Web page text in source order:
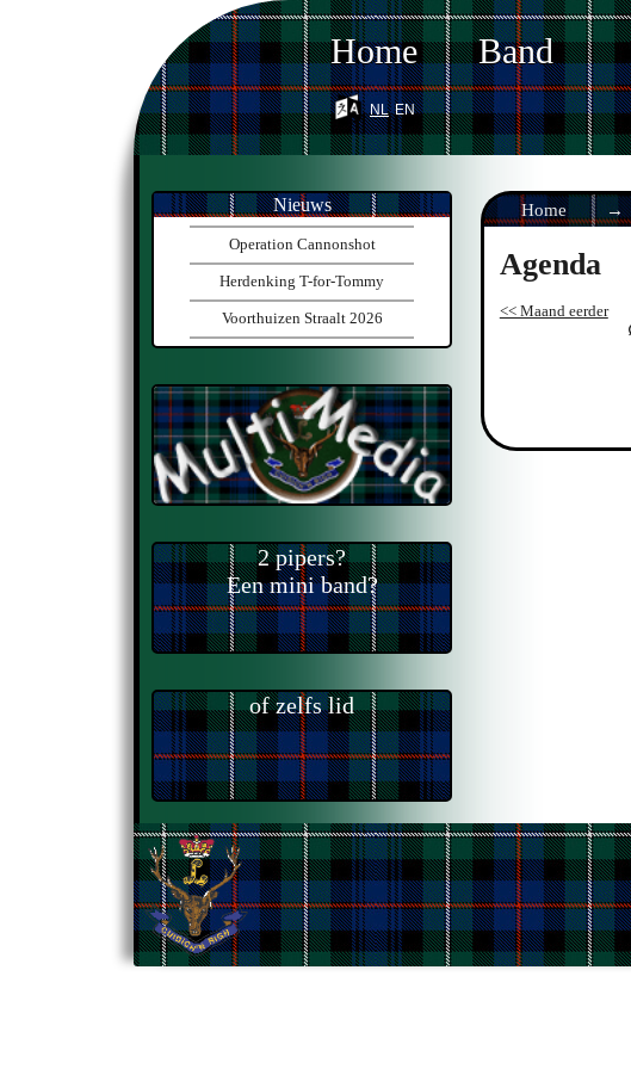
Home Band
nl en
Home
Agenda
<< Maand eerder
Nieuws
Operation Cannonshot
Herdenking T-for-Tommy
Voorthuizen Straalt 2026
2 pipers?
Een mini band?
of zelfs lid